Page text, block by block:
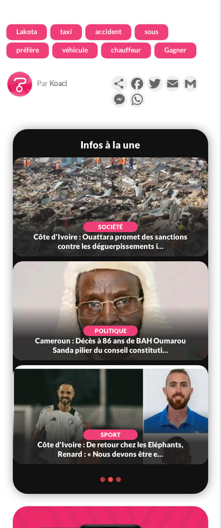
Lakota taxi accident sous
préfère véhicule chauffeur Gagner
Par Koaci PartagerFacebookTwitterEmail
Messenger
Infos à la une
SOCIÉTÉ
Côte d'Ivoire : Ouattara promet des sanctions
contre les déguerpissements i...
POLITIQUE
Cameroun : Décès à 86 ans de BAH Oumarou
Sanda pilier du conseil constituti...
SPORT
Côte d'Ivoire : De retour chez les Eléphants,
Renard : « Nous devons être e...